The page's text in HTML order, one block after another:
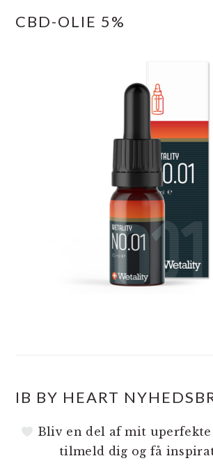
CBD-OLIE 5%
IB BY HEART
Bliv en del af mit
tilmeld dig og få